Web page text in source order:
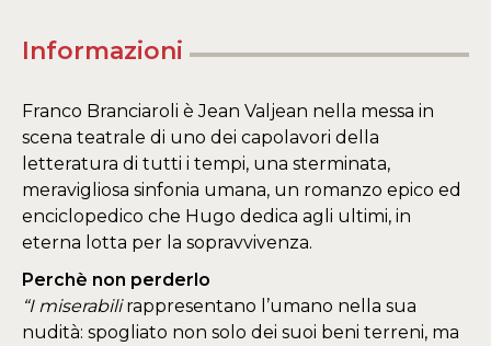
Informazioni
Franco Branciaroli è Jean Valjean nella messa in
scena teatrale di uno dei capolavori della
letteratura di tutti i tempi, una sterminata,
meravigliosa sinfonia umana, un romanzo epico ed
enciclopedico che Hugo dedica agli ultimi, in
eterna lotta per la sopravvivenza.
Perchè non perderlo
“I miserabilirappresentano l’umano nella sua
nudità: spogliato non solo dei suoi beni terreni, ma